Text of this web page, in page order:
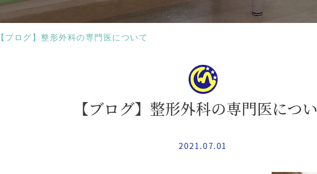
【ブログ】整形外科の専門医について
【ブログ】整形外科の専門医につ
2021.07.01